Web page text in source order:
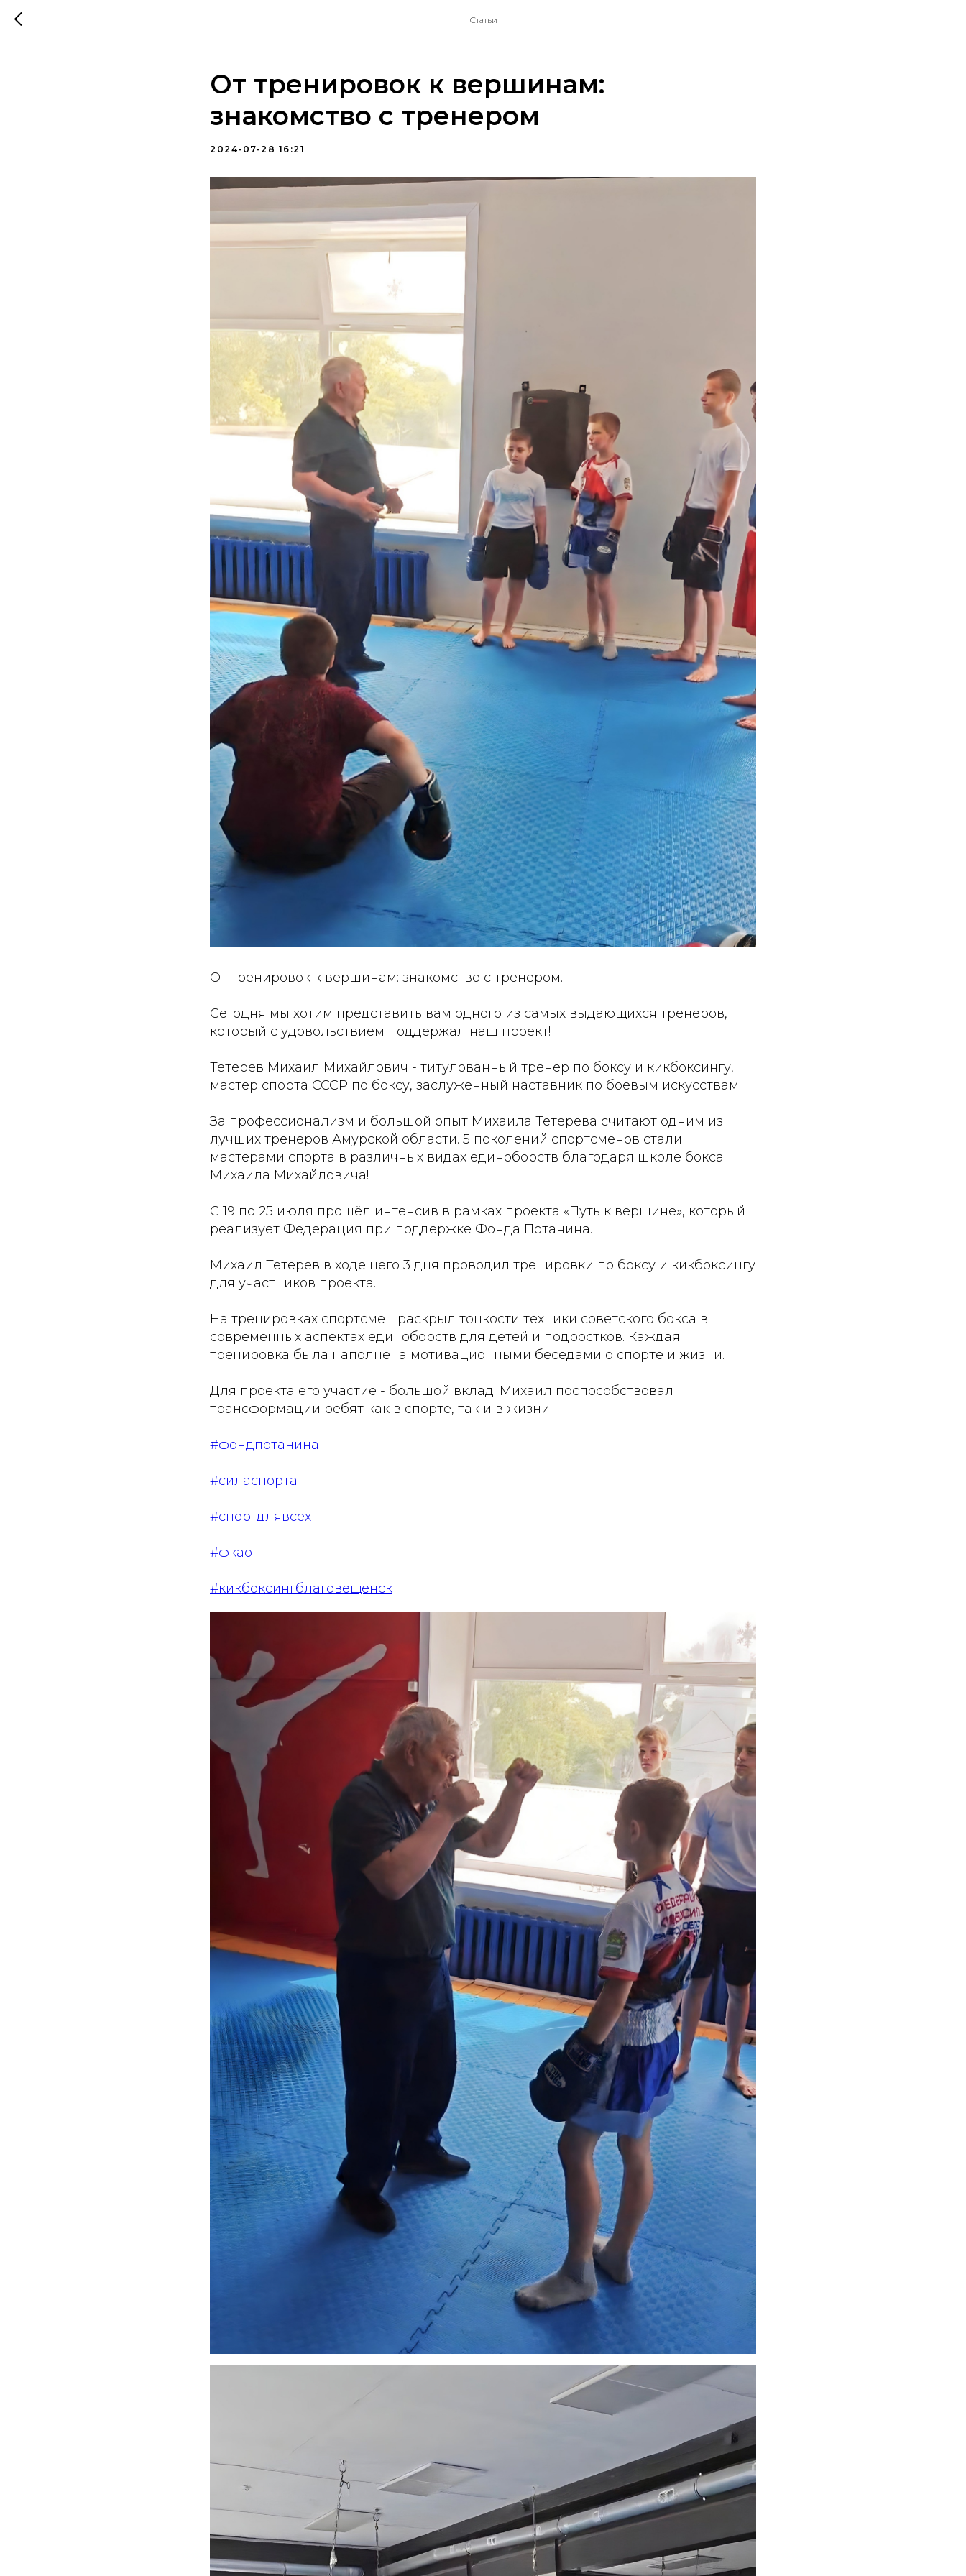
Статьи
От тренировок к вершинам:
знакомство с тренером
2024-07-28 16:21
От тренировок к вершинам: знакомство с тренером.
Сегодня мы хотим представить вам одного из самых выдающихся тренеров,
который с удовольствием поддержал наш проект!
Тетерев Михаил Михайлович - титулованный тренер по боксу и кикбоксингу,
мастер спорта СССР по боксу, заслуженный наставник по боевым искусствам.
За профессионализм и большой опыт Михаила Тетерева считают одним из
лучших тренеров Амурской области. 5 поколений спортсменов стали
мастерами спорта в различных видах единоборств благодаря школе бокса
Михаила Михайловича!
С 19 по 25 июля прошёл интенсив в рамках проекта «Путь к вершине», который
реализует Федерация при поддержке Фонда Потанина.
Михаил Тетерев в ходе него 3 дня проводил тренировки по боксу и кикбоксингу
для участников проекта.
На тренировках спортсмен раскрыл тонкости техники советского бокса в
современных аспектах единоборств для детей и подростков. Каждая
тренировка была наполнена мотивационными беседами о спорте и жизни.
Для проекта его участие - большой вклад! Михаил поспособствовал
трансформации ребят как в спорте, так и в жизни.
#фондпотанина
#силаспорта
#спортдлявсех
#фкао
#кикбоксингблаговещенск